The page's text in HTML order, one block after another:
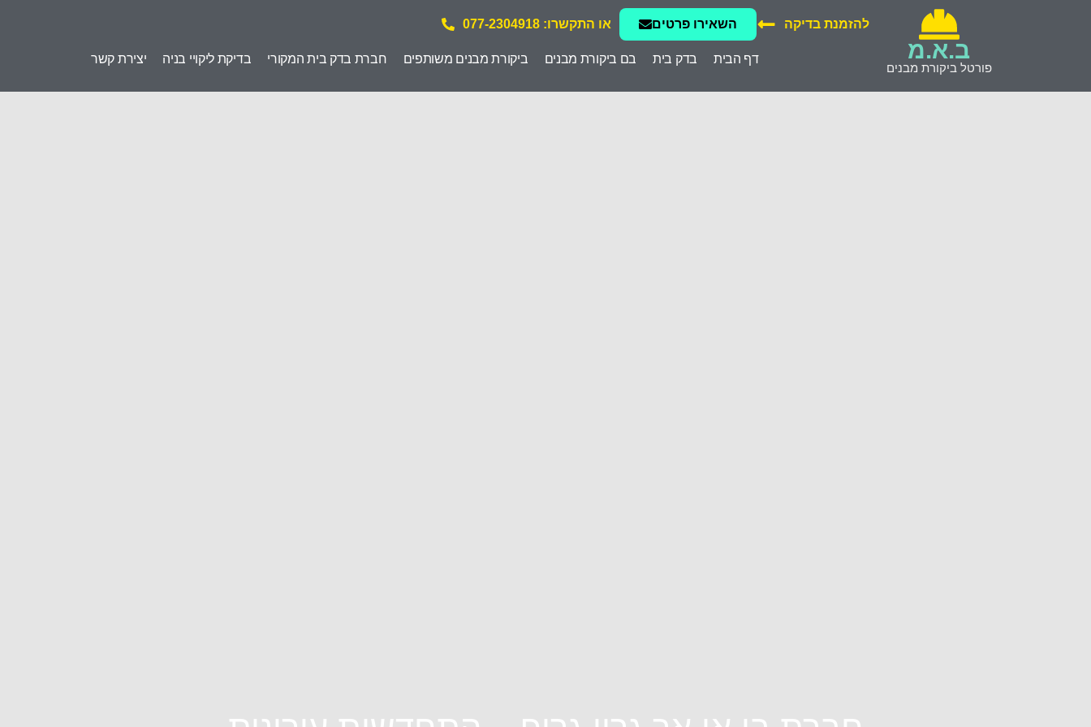
ב.א.מ
פורטל ביקורת מבנים
להזמנת בדיקה השאירו פרטים או התקשרו: 077-2304918
דף הבית בדק בית בם ביקורת מבנים ביקורת מבנים משותפים חברת בדק בית המקורי בדיקת ליקויי בניה יצירת קשר